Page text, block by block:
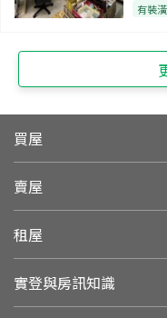
有裝潢
買屋
賣屋
租屋
實登與房訊知識